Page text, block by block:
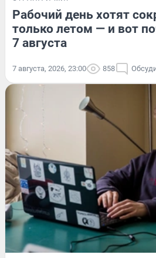
Рабочий день хотят
только летом — и вот
7 августа
7 августа, 2026, 23:00 858